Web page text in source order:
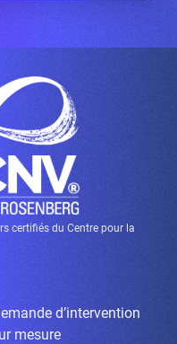
certifiés du Centre pour la
d’intervention
mesure